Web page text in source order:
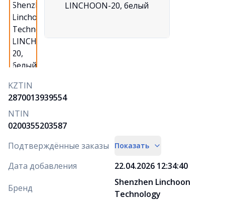
KZTIN
2870013939554
NTIN
0200355203587
Подтверждённые заказы
Показать
Дата добавления
22.04.2026 12:34:40
Бренд
Shenzhen Linchoon
Technology